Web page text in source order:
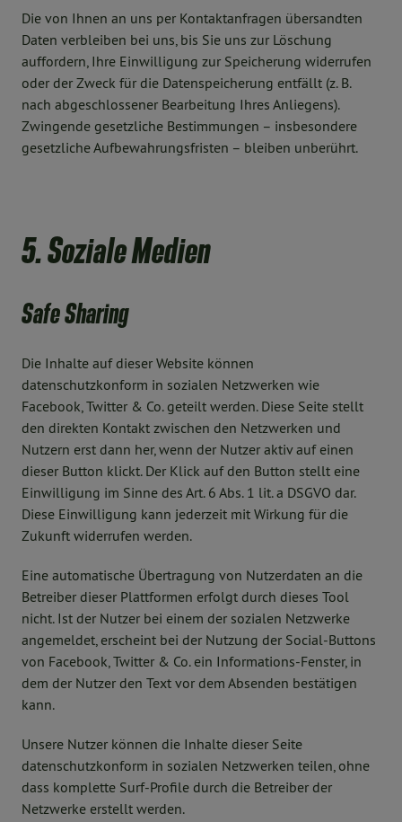
Die von Ihnen an uns per Kontaktanfragen übersandten
Daten verbleiben bei uns, bis Sie uns zur Löschung
auffordern, Ihre Einwilligung zur Speicherung widerrufen
oder der Zweck für die Datenspeicherung entfällt (z. B.
nach abgeschlossener Bearbeitung Ihres Anliegens).
Zwingende gesetzliche Bestimmungen – insbesondere
gesetzliche Aufbewahrungsfristen – bleiben unberührt.
5. Soziale Medien
Safe Sharing
Die Inhalte auf dieser Website können
datenschutzkonform in sozialen Netzwerken wie
Facebook, Twitter & Co. geteilt werden. Diese Seite stellt
den direkten Kontakt zwischen den Netzwerken und
Nutzern erst dann her, wenn der Nutzer aktiv auf einen
dieser Button klickt. Der Klick auf den Button stellt eine
Einwilligung im Sinne des Art. 6 Abs. 1 lit. a DSGVO dar.
Diese Einwilligung kann jederzeit mit Wirkung für die
Zukunft widerrufen werden.
Eine automatische Übertragung von Nutzerdaten an die
Betreiber dieser Plattformen erfolgt durch dieses Tool
nicht. Ist der Nutzer bei einem der sozialen Netzwerke
angemeldet, erscheint bei der Nutzung der Social-Buttons
von Facebook, Twitter & Co. ein Informations-Fenster, in
dem der Nutzer den Text vor dem Absenden bestätigen
kann.
Unsere Nutzer können die Inhalte dieser Seite
datenschutzkonform in sozialen Netzwerken teilen, ohne
dass komplette Surf-Profile durch die Betreiber der
Netzwerke erstellt werden.